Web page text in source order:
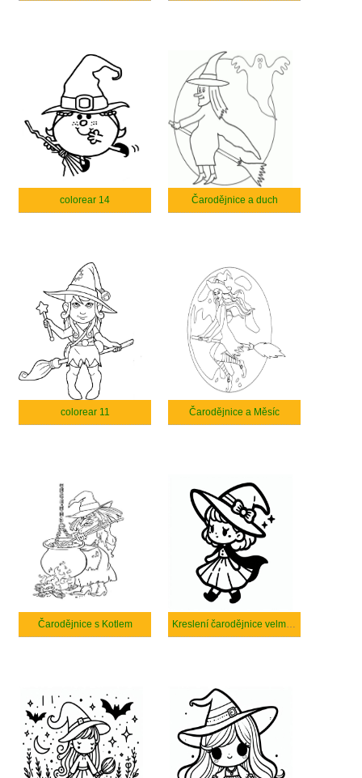
colorear 14 Čarodějnice a duch
colorear 11 Čarodějnice a Měsíc
Čarodějnice s Kotlem Kreslení čarodějnice velmi roztomilé